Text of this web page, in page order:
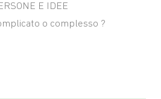
E IDEE
o complesso ?